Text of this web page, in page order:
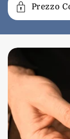
Prezzo